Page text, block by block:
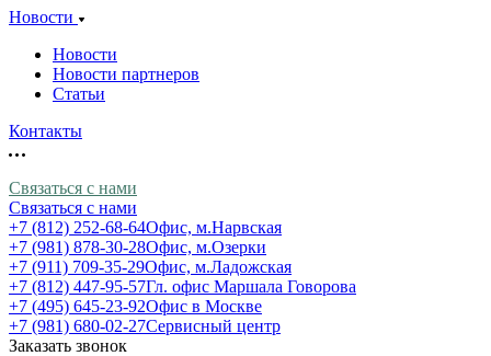
Новости
Новости
Новости партнеров
Статьи
Контакты
Связаться с нами
Связаться с нами
+7 (812) 252-68-64Офис, м.Нарвская
+7 (981) 878-30-28Офис, м.Озерки
+7 (911) 709-35-29Офис, м.Ладожская
+7 (812) 447-95-57Гл. офис Маршала Говорова
+7 (495) 645-23-92Офис в Москве
+7 (981) 680-02-27Сервисный центр
Заказать звонок